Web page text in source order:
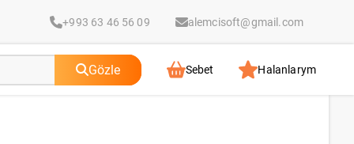
+993 63 46 56 09 alemcisoft@gmail.com
Gözle Sebet Halanlarym